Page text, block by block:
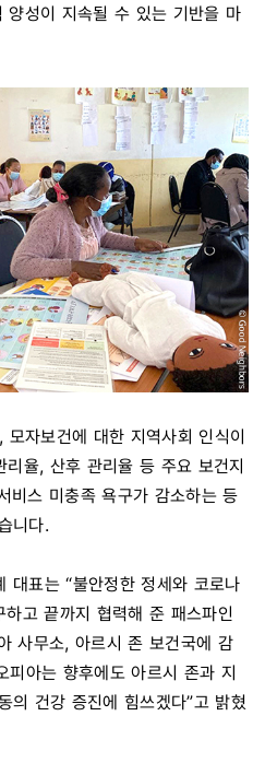
양성이 지속될 수 있는 기반을 마
자보건에 대한 지역사회 인식이
율, 산후 관리율 등 주요 보건지
비스 미충족 욕구가 감소하는 등
니다.
대표는 “불안정한 정세와 코로나
고 끝까지 협력해 준 패스파인
사무소, 아르시 존 보건국에 감
피아는 향후에도 아르시 존과 지
의 건강 증진에 힘쓰겠다”고 밝혔